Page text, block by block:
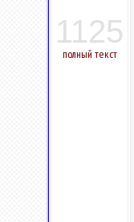
1125
полный текст